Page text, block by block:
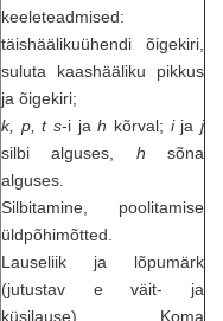
keeleteadmised:
täishäälikuühendi õigekiri,
suluta kaashääliku pikkus
ja õigekiri;
k, p, t s-i jah kõrval; ijaj
silbi alguses, hsõna
alguses.
Silbitamine, poolitamise
üldpõhimõtted.
Lauseliik ja lõpumärk
(jutustav e väit- ja
küsilause). Koma